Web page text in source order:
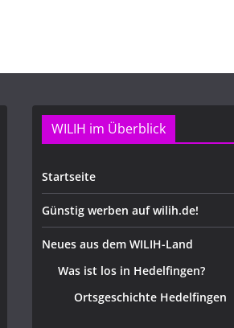
WILIH im Überblick
Startseite
Günstig werben auf wilih.de!
Neues aus dem WILIH-Land
Was ist los in Hedelfingen?
Ortsgeschichte Hedelfingen